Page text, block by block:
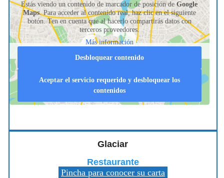
Estás viendo un contenido de marcador de posición deGoogle
Maps. Para acceder al contenido real, haz clic en el siguiente
botón. Ten en cuenta que al hacerlo compartirás datos con
terceros proveedores.
Más información
Desbloquear contenido
Aceptar el servicio requerido y desbloquear los
contenidos
Glaciar
Restaurante
Pincha para conocer su carta